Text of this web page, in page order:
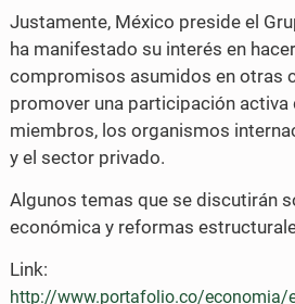
Justamente, México preside el
ha manifestado su interés en
compromisos asumidos en otras
promover una participación activa
miembros, los organismos
y el sector privado.
Algunos temas que se discutirán
económica y reformas
Link:
http://www.portafolio.co/economia/